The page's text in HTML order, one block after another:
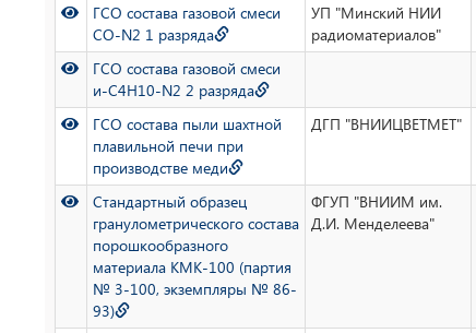
ГСО состава газовой смеси
СО-N2 1 разряда
УП "Минский НИИ
радиоматериалов"
ГСО состава газовой смеси
и-C4H10-N2 2 разряда
ГСО состава пыли шахтной
плавильной печи при
производстве меди
ДГП "ВНИИЦВЕТМЕТ"
Стандартный образец
гранулометрического состава
порошкообразного
материала КМК-100 (партия
№ 3-100, экземпляры № 86-
93)
ФГУП "ВНИИМ им.
Д.И. Менделеева"